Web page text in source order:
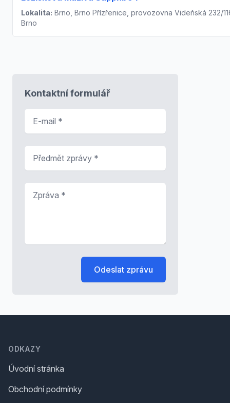
Lokalita: Brno, Brno Přízřenice, provozovna Videňská 232/
Brno
Kontaktní formulář
Odeslat zprávu
ODKAZY
Úvodní stránka
Obchodní podmínky